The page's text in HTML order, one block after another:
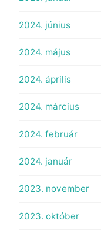
2024. június
2024. május
2024. április
2024. március
2024. február
2024. január
2023. november
2023. október